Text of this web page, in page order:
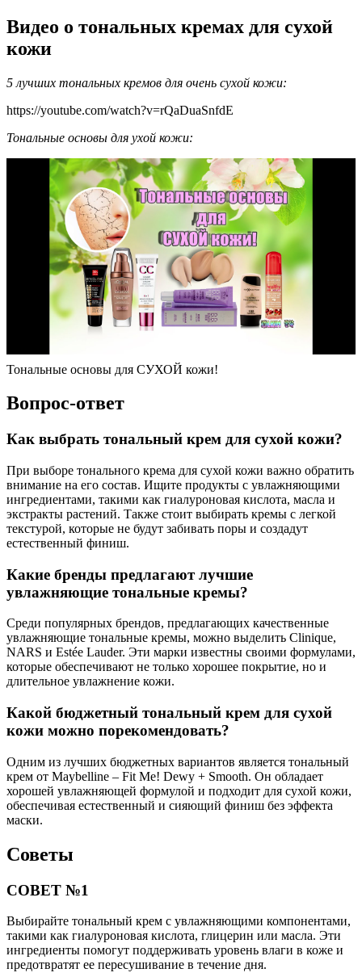
Видео о тональных кремах для сухой
кожи
5 лучших тональных кремов для очень сухой кожи:
https://youtube.com/watch?v=rQaDuaSnfdE
Тональные основы для ухой кожи:
Тональные основы для СУХОЙ кожи!
Вопрос-ответ
Как выбрать тональный крем для сухой кожи?
При выборе тонального крема для сухой кожи важно обратить
внимание на его состав. Ищите продукты с увлажняющими
ингредиентами, такими как гиалуроновая кислота, масла и
экстракты растений. Также стоит выбирать кремы с легкой
текстурой, которые не будут забивать поры и создадут
естественный финиш.
Какие бренды предлагают лучшие
увлажняющие тональные кремы?
Среди популярных брендов, предлагающих качественные
увлажняющие тональные кремы, можно выделить Clinique,
NARS и Estée Lauder. Эти марки известны своими формулами,
которые обеспечивают не только хорошее покрытие, но и
длительное увлажнение кожи.
Какой бюджетный тональный крем для сухой
кожи можно порекомендовать?
Одним из лучших бюджетных вариантов является тональный
крем от Maybelline – Fit Me! Dewy + Smooth. Он обладает
хорошей увлажняющей формулой и подходит для сухой кожи,
обеспечивая естественный и сияющий финиш без эффекта
маски.
Советы
СОВЕТ №1
Выбирайте тональный крем с увлажняющими компонентами,
такими как гиалуроновая кислота, глицерин или масла. Эти
ингредиенты помогут поддерживать уровень влаги в коже и
предотвратят ее пересушивание в течение дня.